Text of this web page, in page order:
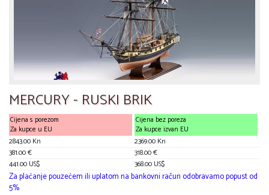
MERCURY - RUSKI BRIK
Cijena s porezom
Za kupce u EU
2843.00 Kn
381.00 €
441.00 US$
Cijena bez poreza
Za kupce izvan EU
2369.00 Kn
318.00 €
368.00 US$
Za plaćanje pouzećem ili uplatom na bankovni račun odobravamo popust od
5%